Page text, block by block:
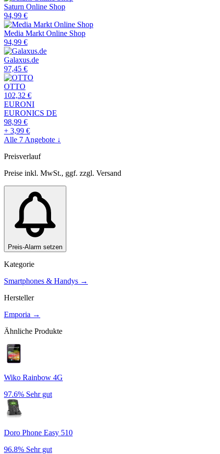
Saturn Online Shop
94,99 €
Media Markt Online Shop
94,99 €
Galaxus.de
97,45 €
OTTO
102,32 €
EURONI
EURONICS DE
98,99 €
+ 3,99 €
Alle 7 Angebote ↓
Preisverlauf
Preise inkl. MwSt., ggf. zzgl. Versand
Preis-Alarm setzen
Kategorie
Smartphones & Handys →
Hersteller
Emporia →
Ähnliche Produkte
Wiko Rainbow 4G
97.6% Sehr gut
Doro Phone Easy 510
96.8% Sehr gut